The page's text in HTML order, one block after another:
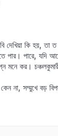
কি হয়, তা
পার। পারে, যদি
মনে কর।
না, সম্মুখে বড়